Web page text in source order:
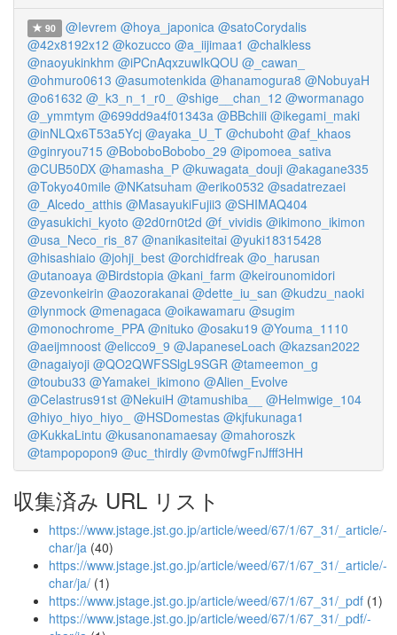
90 @Ievrem @hoya_japonica @satoCorydalis
@42x8192x12 @kozucco @a_iijimaa1 @chalkless
@naoyukinkhm @iPCnAqxzuwIkQOU @_cawan_
@ohmuro0613 @asumotenkida @hanamogura8 @NobuyaH
@o61632 @_k3_n_1_r0_ @shige__chan_12 @wormanago
@_ymmtym @699dd9a4f01343a @BBchiii @ikegami_maki
@inNLQx6T53a5Ycj @ayaka_U_T @chuboht @af_khaos
@ginryou715 @BoboboBobobo_29 @ipomoea_sativa
@CUB50DX @hamasha_P @kuwagata_douji @akagane335
@Tokyo40mile @NKatsuham @eriko0532 @sadatrezaei
@_Alcedo_atthis @MasayukiFujii3 @SHIMAQ404
@yasukichi_kyoto @2d0rn0t2d @f_vividis @ikimono_ikimon
@usa_Neco_ris_87 @nanikasiteitai @yuki18315428
@hisashiaio @johji_best @orchidfreak @o_harusan
@utanoaya @Birdstopia @kani_farm @keirounomidori
@zevonkeirin @aozorakanai @dette_iu_san @kudzu_naoki
@lynmock @menagaca @oikawamaru @sugim
@monochrome_PPA @nituko @osaku19 @Youma_1110
@aeijmnoost @elicco9_9 @JapaneseLoach @kazsan2022
@nagaiyoji @QO2QWFSSlgL9SGR @tameemon_g
@toubu33 @Yamakei_ikimono @Alien_Evolve
@Celastrus91st @NekuiH @tamushiba__
@Helmwige_104
@hiyo_hiyo_hiyo_
@HSDomestas @kjfukunaga1
@KukkaLintu @kusanonamaesay @mahoroszk
@tampopopon9 @uc_thirdly @vm0fwgFnJfff3HH
収集済み URL リスト
https://www.jstage.jst.go.jp/article/weed/67/1/67_31/_article/-
char/ja (40)
https://www.jstage.jst.go.jp/article/weed/67/1/67_31/_article/-
char/ja/ (1)
https://www.jstage.jst.go.jp/article/weed/67/1/67_31/_pdf (1)
https://www.jstage.jst.go.jp/article/weed/67/1/67_31/_pdf/-